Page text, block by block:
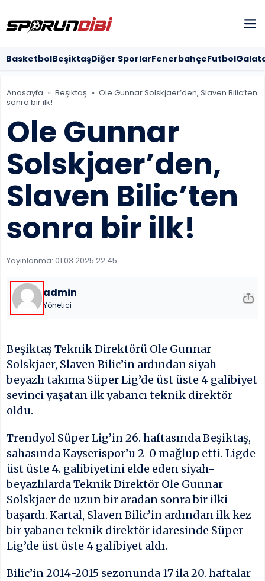
SOSYAL
BasketbolBeşiktaşDiğer SporlarFenerbahçeFutbol
Anasayfa » Beşiktaş » Ole Gunnar Solskjaer’den, Slaven Bilic’ten
sonra bir ilk!
Ole Gunnar
Solskjaer’den,
Slaven Bilic’ten
sonra bir ilk!
Yayınlanma: 01.03.2025 22:45
admin
Yönetici
Beşiktaş Teknik Direktörü Ole Gunnar
Solskjaer, Slaven Bilic’in ardından siyah-
beyazlı takıma Süper Lig’de üst üste 4 galibiyet
sevinci yaşatan ilk yabancı teknik direktör
oldu.
Trendyol Süper Lig’in 26. haftasında Beşiktaş,
sahasında Kayserispor’u 2-0 mağlup etti. Ligde
üst üste 4. galibiyetini elde eden siyah-
beyazlılarda Teknik Direktör Ole Gunnar
Solskjaer de uzun bir aradan sonra bir ilki
başardı. Kartal, Slaven Bilic’in ardından ilk kez
bir yabancı teknik direktör idaresinde Süper
Lig’de üst üste 4 galibiyet aldı.
Bilic’in 2014-2015 sezonunda 17 ila 20. haftalar